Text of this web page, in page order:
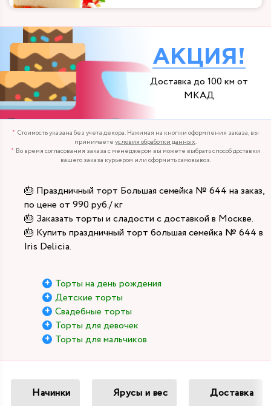
АКЦИЯ!
Доставка до 100 км от
МКАД
Стоимость указана без учета декора. Нажимая на кнопки оформления заказа, вы
принимаетеусловия обработки данных.
Во время согласования заказа с менеджером вы можете выбрать способ доставки
вашего заказа курьером или оформить самовывоз.
🎂 Праздничный торт Большая семейка № 644 на заказ,
по цене от 990 руб./ кг
🎂 Заказать торты и сладости с доставкой в Москве.
🎂 Купить праздничный торт большая семейка № 644 в
Iris Delicia.
Торты на день рождения
Детские торты
Свадебные торты
Торты для девочек
Торты для мальчиков
Начинки Ярусы и вес Доставка